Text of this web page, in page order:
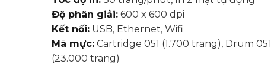
Độ phân giải:600 x 600 dpi
Kết nối:USB, Ethernet, Wifi
Mã mực:Cartridge 051 (1.700 trang), Drum 051
(23.000 trang)